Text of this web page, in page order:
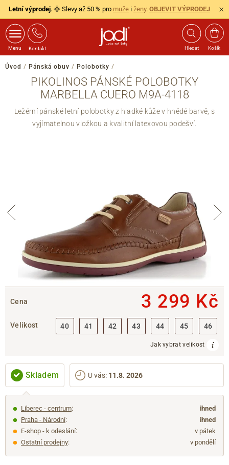
Letní výprodej. 🌞 Slevy až 50 % pro muže i ženy. OBJEVIT VÝPRODEJ
Menu Kontakt Hledat Košík
Úvod / Pánská obuv / Polobotky /
PIKOLINOS PÁNSKÉ POLOBOTKY
MARBELLA CUERO M9A-4118
Ležérní pánské letní polobotky z hladké kůže v hnědé barvě, s
vyjímatelnou vložkou a kvalitní latexovou podešví.
Cena 3 299 Kč
Velikost 40 41 42 43 44 45 46
Jak vybrat velikost
Skladem U vás: 11.8. 2026
Liberec - centrum:
ihned
Praha - Národní:
ihned
E-shop - k odeslání:
v pátek
Ostatní prodejny: v pondělí